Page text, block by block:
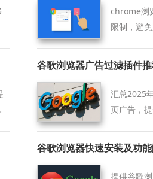
chrome浏
限制，避
谷歌浏览器广告过滤插件
汇总2025
页广告，提
谷歌浏览器快速安装及功
提供谷歌